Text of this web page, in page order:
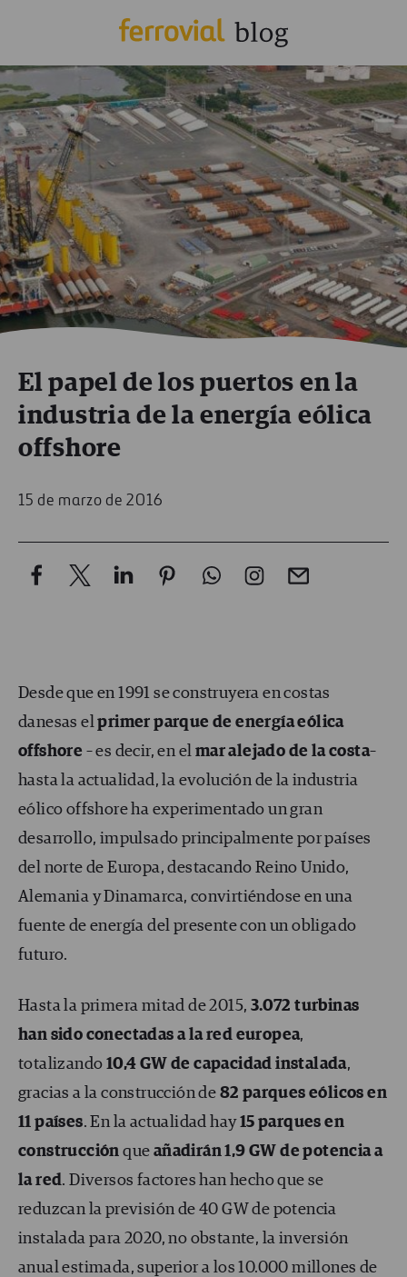
El papel de los puertos en la
industria de la energía eólica
offshore
15 de marzo de 2016
Desde que en 1991 se construyera en costas
danesas elprimer parque de energía eólica
offshore – es decir, en el mar alejado de la costa–
hasta la actualidad, la evolución de la industria
eólico offshore ha experimentado un gran
desarrollo, impulsado principalmente por países
del norte de Europa, destacando Reino Unido,
Alemania y Dinamarca, convirtiéndose en una
fuente de energía del presente con un obligado
futuro.
Hasta la primera mitad de 2015, 3.072 turbinas
han sido conectadas a la red europea,
totalizando 10,4 GW de capacidad instalada,
gracias a la construcción de 82 parques eólicos en
11 países. En la actualidad hay15 parques en
construcción que añadirán 1,9 GW de potencia a
la red. Diversos factores han hecho que se
reduzcan la previsión de 40 GW de potencia
instalada para 2020, no obstante, la inversión
anual estimada, superior a los 10.000 millones de